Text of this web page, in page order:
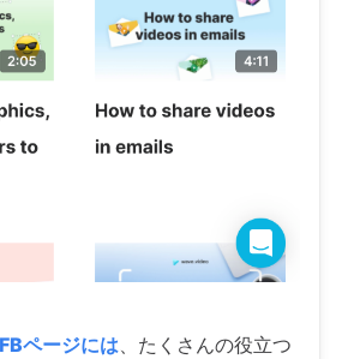
ページには、たくさんの役立つ